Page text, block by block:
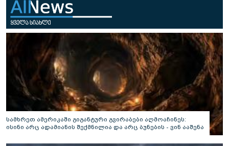
სამხრეთ ამერიკაში გიგანტური გვირაბები აღმოაჩინეს:
ისინი არც ადამიანის შექმნილია და არც ბუნების - ვინ ააშენა